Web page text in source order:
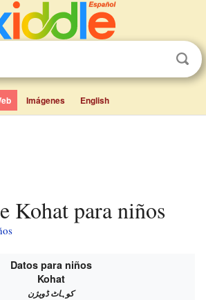
Imágenes English
Kohat para niños
Datos para niños
Kohat
کوہاٹ ڈویژن